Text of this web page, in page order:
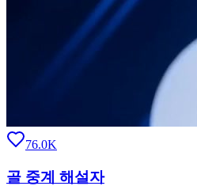
76.0K
골 중계 해설자